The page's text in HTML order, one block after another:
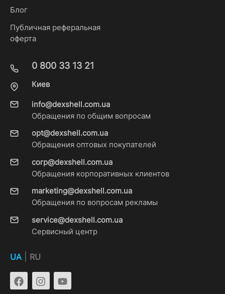
Блог
Публичная реферальная
оферта
0 800 33 13 21
Киев
info@dexshell.com.ua
Обращения по общим вопросам
opt@dexshell.com.ua
Обращения оптовых покупателей
corp@dexshell.com.ua
Обращения корпоративных клиентов
marketing@dexshell.com.ua
Обращения по вопросам рекламы
service@dexshell.com.ua
Сервисный центр
UA RU